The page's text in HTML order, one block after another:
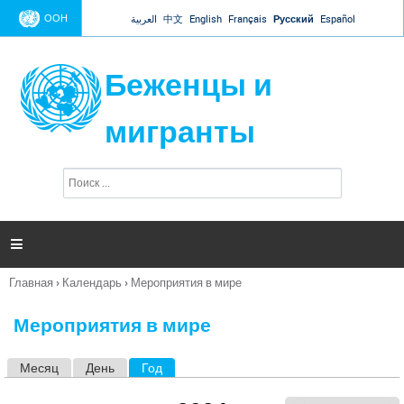
Jump to navigation
ООН العربية 中文 English Français Русский Español
Беженцы и
мигранты
п
и

Вы
Главная › Календарь › Мероприятия в мире
Мероприятия в мире
Месяц День Год